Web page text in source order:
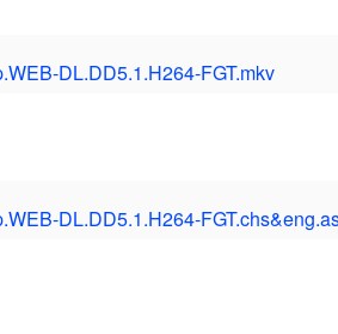
DL.DD5.1.H264-FGT.mkv
DL.DD5.1.H264-